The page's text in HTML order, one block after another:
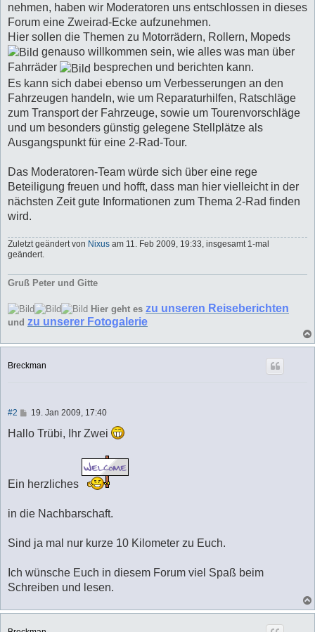
nehmen, haben wir Moderatoren uns entschlossen in dieses
Forum eine Zweirad-Ecke aufzunehmen.
Hier sollen die Themen zu Motorrädern, Rollern, Mopeds
genauso willkommen sein, wie alles was man über
Fahrräder
besprechen und berichten kann.
Es kann sich dabei ebenso um Verbesserungen an den
Fahrzeugen handeln, wie um Reparaturhilfen, Ratschläge
zum Transport der Fahrzeuge, sowie um Tourenvorschläge
und um besonders günstig gelegene Stellplätze als
Ausgangspunkt für eine 2-Rad-Tour.
Das Moderatoren-Team würde sich über eine rege
Beteiligung freuen und hofft, dass man hier vielleicht in der
nächsten Zeit gute Informationen zum Thema 2-Rad finden
wird.
Zuletzt geändert von Nixus am 11. Feb 2009, 19:33, insgesamt 1-mal
geändert.
Gruß Peter und Gitte
Hier geht es zu unseren Reiseberichten
und zu unserer Fotogalerie
Breckman
#2
B
i
19. Jan 2009, 17:40
Hallo Trübi, Ihr Zwei
Ein herzliches
in die Nachbarschaft.
Sind ja mal nur kurze 10 Kilometer zu Euch.
Ich wünsche Euch in diesem Forum viel Spaß beim
Schreiben und lesen.